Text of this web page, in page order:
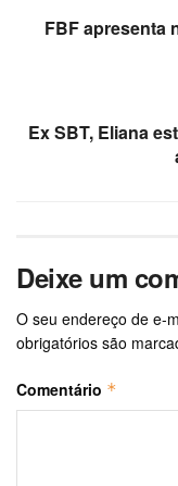
FBF apresenta
Ex SBT, Eliana
Deixe um
O seu endereço de e-
obrigatórios são
Comentário *